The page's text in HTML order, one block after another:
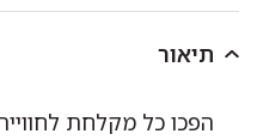
תיאור
הפכו כל מקלחת